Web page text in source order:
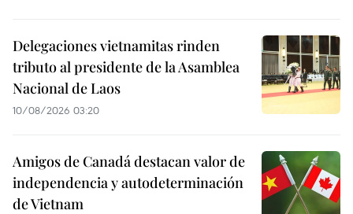
Delegaciones vietnamitas rinden
tributo al presidente de la Asamblea
Nacional de Laos
10/08/2026 03:20
Amigos de Canadá destacan valor de
independencia y autodeterminación
de Vietnam